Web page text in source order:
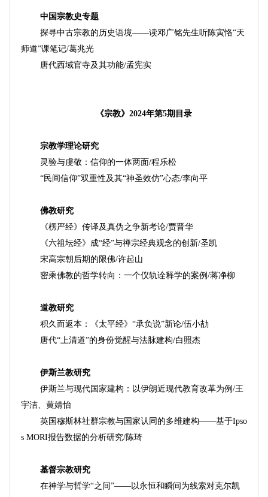
中国宗教史专题
探寻中古宗教的历史语境——读邓广铭先生听陈寅恪“天
师道”课笔记/葛兆光
唐代西域官寺及其功能/孟宪实
《宗教》 2024年第5期目录
宗教学理论研究
灵验与虔敬：信仰的一体两面/程乐松
“民间信仰”双重性及其“神圣效仿”心态/李向平
佛教研究
《楞严经》传译及真伪之争新考论/贾晋华
《六祖坛经》成“经”与禅宗经典观念的创新/圣凯
宋高宗朝 后期的限佛/许起山
密乘佛教的哲学转向：一个仪轨诠释学的案例 /蒋净柳
道教研究
积久而返本：《太平经》 “承负说”新论/伍小劼
唐代“上清道”的身份觉醒与法脉建构/白照杰
伊斯兰教研究
伊斯兰与现代国家建构：以伊朗近现代教育改革为例 /王
宇洁、 黄婧怡
英国穆斯林社群宗教与国家认同的多维建构——基于Ipso
s MORI报告数据的分析研究/陈琦
基督宗教研究
在神学与哲学“之间”——以永恒和瞬间为线索对克尔凯